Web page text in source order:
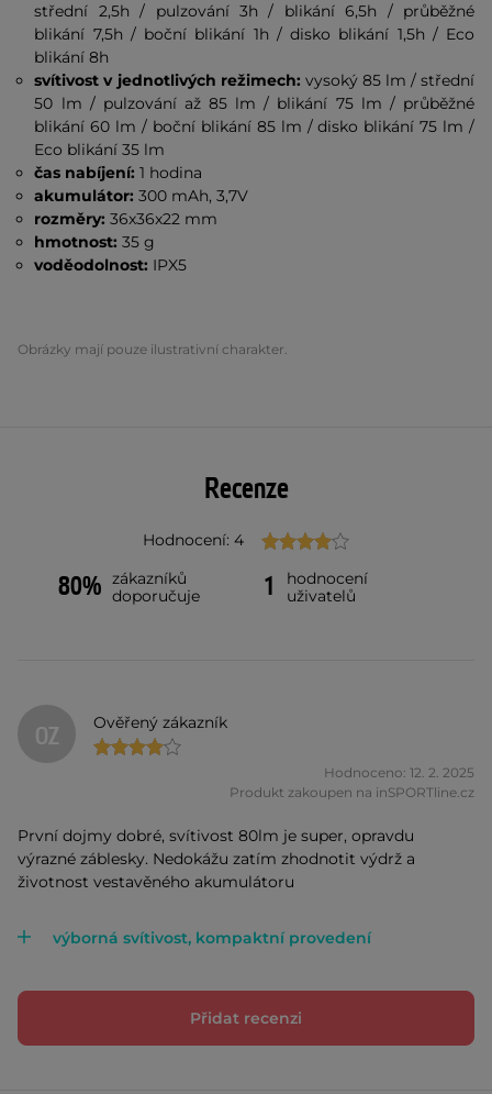
střední 2,5h / pulzování 3h / blikání 6,5h / průběžné
blikání 7,5h / boční blikání 1h / disko blikání 1,5h / Eco
blikání 8h
svítivost v jednotlivých režimech: vysoký 85 lm / střední
50 lm / pulzování až 85 lm / blikání 75 lm / průběžné
blikání 60 lm / boční blikání 85 lm / disko blikání 75 lm /
Eco blikání 35 lm
čas nabíjení:1 hodina
akumulátor:300 mAh, 3,7V
rozměry: 36x36x22 mm
hmotnost:35 g
voděodolnost: IPX5
Obrázky mají pouze ilustrativní charakter.
Recenze
Hodnocení: 4
80% zákazníků
doporučuje
1
hodnocení
uživatelů
OZ Ověřený zákazník
Hodnoceno: 12. 2. 2025
Produkt zakoupen na inSPORTline.cz
První dojmy dobré, svítivost 80lm je super, opravdu
výrazné záblesky. Nedokážu zatím zhodnotit výdrž a
životnost vestavěného akumulátoru
výborná svítivost, kompaktní provedení
Přidat recenzi